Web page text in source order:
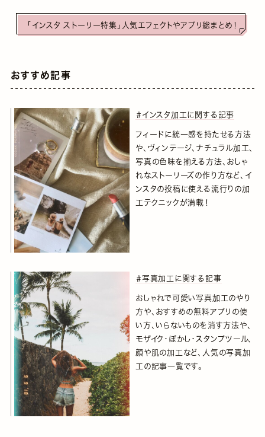
「インスタ ストーリー特集」人気エフェクトやアプリ総まとめ！
おすすめ記事
＃インスタ加工に関する記事
フィードに統一感を持たせる方法
や、ヴィンテージ、ナチュラル加工、
写真の色味を揃える方法、おしゃ
れなストーリーズの作り方など、イ
ンスタの投稿に使える流行りの加
工テクニックが満載！
＃写真加工に関する記事
おしゃれで可愛い写真加工のやり
方や、おすすめの無料アプリの使
い方、いらないものを消す方法や、
モザイク・ぼかし・スタンプツール、
顔や肌の加工など、人気の写真加
工の記事一覧です。